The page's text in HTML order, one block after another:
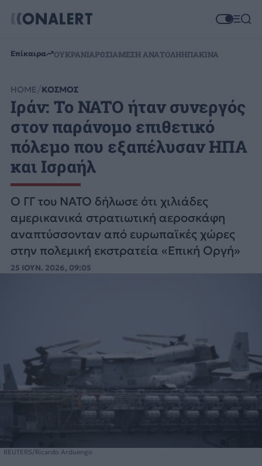
Επίκαιρα ΟΥΚΡΑΝΙΑΡΩΣΙΑΜΕΣΗ ΑΝΑΤΟΛΗΗΠΑΚΙΝΑ
HOME ΚΟΣΜΟΣ
Ιράν: Το NATO ήταν συνεργός
στον παράνομο επιθετικό
πόλεμο που εξαπέλυσαν ΗΠΑ
και Ισραήλ
Ο ΓΓ του NATO δήλωσε ότι χιλιάδες
αμερικανικά στρατιωτική αεροσκάφη
αναπτύσσονταν από ευρωπαϊκές χώρες
στην πολεμική εκστρατεία «Επική Οργή»
25 ΙΟΥΝ. 2026, 09:05
REUTERS/Ricardo Arduengo